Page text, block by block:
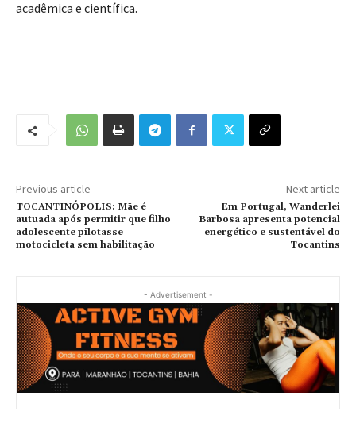
acadêmica e científica.
Previous article
TOCANTINÓPOLIS: Mãe é
autuada após permitir que filho
adolescente pilotasse
motocicleta sem habilitação
Next article
Em Portugal, Wanderlei
Barbosa apresenta potencial
energético e sustentável do
Tocantins
- Advertisement -